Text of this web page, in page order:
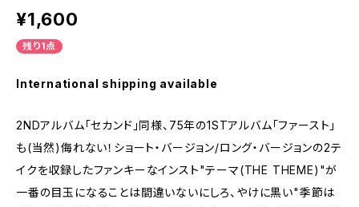
¥1,600
残り1点
International shipping available
2NDアルバム「セカンド」同様、75年の1STアルバム「ファースト」
も(当然)侮れない！ショート・バージョン/ロング・バージョンの2テ
イクを収録したファンキーなインスト"テーマ(THE THEME)"が
一番の目玉になることは間違いないにしろ、やけに黒い"季節は